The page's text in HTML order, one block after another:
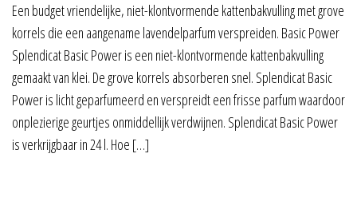
Een budget vriendelijke, niet-klontvormende kattenbakvulling met grove
korrels die een aangename lavendelparfum verspreiden. Basic Power
Splendicat Basic Power is een niet-klontvormende kattenbakvulling
gemaakt van klei. De grove korrels absorberen snel. Splendicat Basic
Power is licht geparfumeerd en verspreidt een frisse parfum waardoor
onplezierige geurtjes onmiddellijk verdwijnen. Splendicat Basic Power
is verkrijgbaar in 24 l. Hoe […]